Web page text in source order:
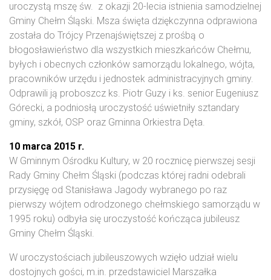
uroczystą mszę św. z okazji 20-lecia istnienia samodzielnej
Gminy Chełm Śląski. Msza święta dziękczynna odprawiona
została do Trójcy Przenajświętszej z prośbą o
błogosławieństwo dla wszystkich mieszkańców Chełmu,
byłych i obecnych członków samorządu lokalnego, wójta,
pracowników urzędu i jednostek administracyjnych gminy.
Odprawili ją proboszcz ks. Piotr Guzy i ks. senior Eugeniusz
Górecki, a podniosłą uroczystość uświetniły sztandary
gminy, szkół, OSP oraz Gminna Orkiestra Dęta.
10 marca 2015 r.
W Gminnym Ośrodku Kultury, w 20 rocznicę pierwszej sesji
Rady Gminy Chełm Śląski (podczas której radni odebrali
przysięgę od Stanisława Jagody wybranego po raz
pierwszy wójtem odrodzonego chełmskiego samorządu w
1995 roku) odbyła się uroczystość kończąca jubileusz
Gminy Chełm Śląski.
W uroczystościach jubileuszowych wzięło udział wielu
dostojnych gości, m.in. przedstawiciel Marszałka